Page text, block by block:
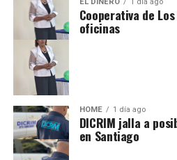
EL DINERO 1 día ago
Cooperativa de
oficinas
HOME 1 día ago
DICRIM jalla a
en Santiago